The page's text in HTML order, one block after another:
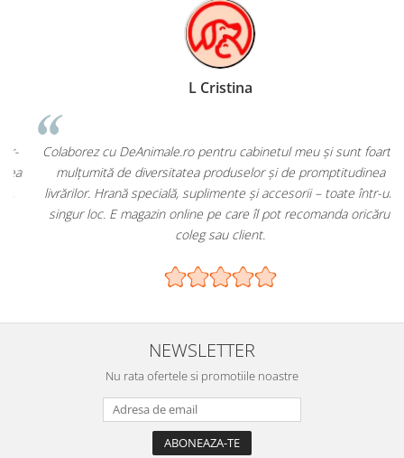
L Cristina
Colaborez cu DeAnimale.ro pentru cabinetul meu și sunt foarte
mulțumită de diversitatea produselor și de promptitudinea
livrărilor. Hrană specială, suplimente și accesorii – toate într-un
singur loc. E magazin online pe care îl pot recomanda oricărui
coleg sau client.
NEWSLETTER
Nu rata ofertele si promotiile noastre